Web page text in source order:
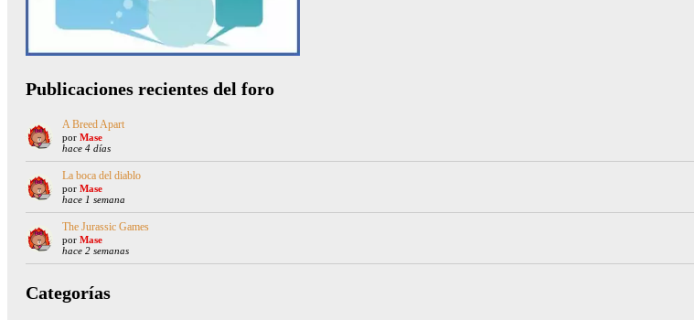
Publicaciones recientes del foro
A Breed Apart
por Mase
hace 4 días
La boca del diablo
por Mase
hace 1 semana
The Jurassic Games
por Mase
hace 2 semanas
Categorías